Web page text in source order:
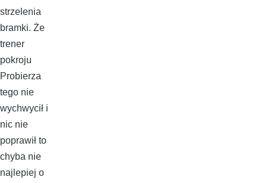
strzelenia
bramki. Że
trener
pokroju
Probierza
tego nie
wychwycił i
nic nie
poprawił to
chyba nie
najlepiej o